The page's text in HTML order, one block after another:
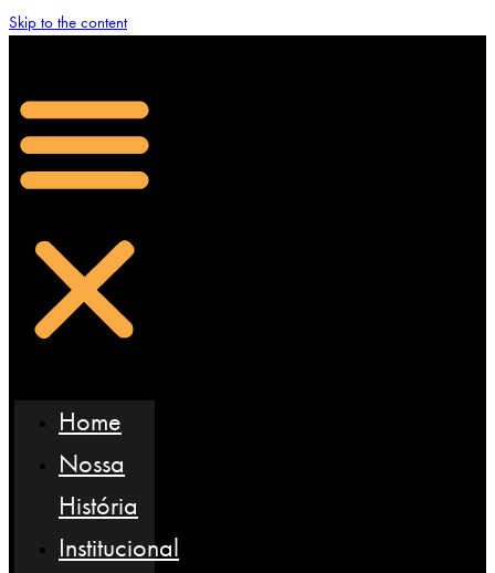
Skip to the content
Home
Nossa
História
Institucional